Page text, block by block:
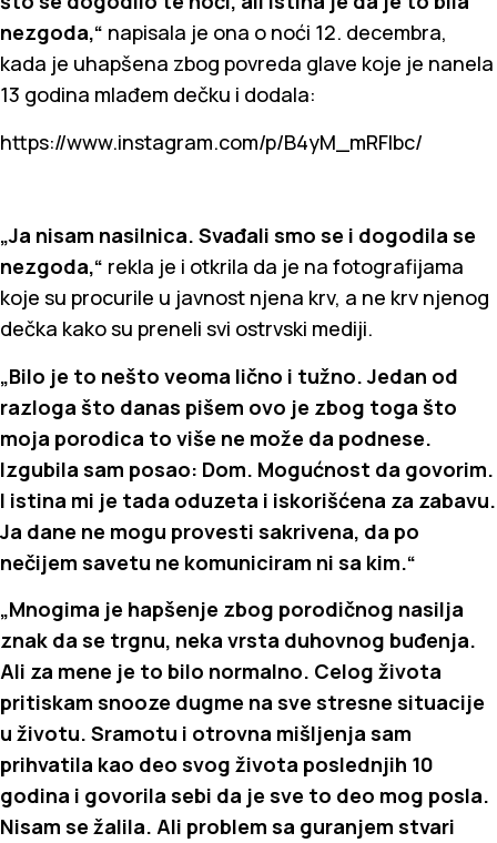
nezgoda,“ napisala je ona o noći 12. decembra,
kada je uhapšena zbog povreda glave koje je nanela
13 godina mlađem dečku i dodala:
https://www.instagram.com/p/B4yM_mRFIbc/
„Ja nisam nasilnica. Svađali smo se i dogodila se
nezgoda,“ rekla je i otkrila da je na fotografijama
koje su procurile u javnost njena krv, a ne krv njenog
dečka kako su preneli svi ostrvski mediji.
„Bilo je to nešto veoma lično i tužno. Jedan od
razloga što danas pišem ovo je zbog toga što
moja porodica to više ne može da podnese.
Izgubila sam posao: Dom. Mogućnost da govorim.
I istina mi je tada oduzeta i iskorišćena za zabavu.
Ja dane ne mogu provesti sakrivena, da po
nečijem savetu ne komuniciram ni sa kim.“
„Mnogima je hapšenje zbog porodičnog nasilja
znak da se trgnu, neka vrsta duhovnog buđenja.
Ali za mene je to bilo normalno. Celog života
pritiskam snooze dugme na sve stresne situacije
u životu. Sramotu i otrovna mišljenja sam
prihvatila kao deo svog života poslednjih 10
godina i govorila sebi da je sve to deo mog posla.
Nisam se žalila. Ali problem sa guranjem stvari